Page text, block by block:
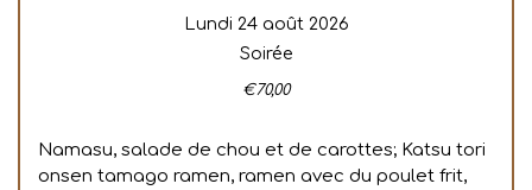
lundi 24 août 2026
Soirée
€70,00
Namasu, salade de chou et de carottes; Katsu tori
onsen tamago ramen, ramen avec du poulet frit,